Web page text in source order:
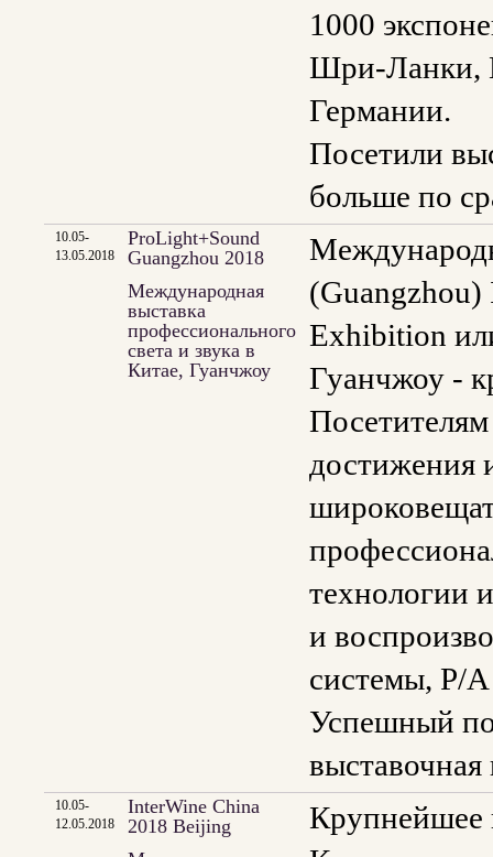
1000
Шри-Ланки,
Германии.
Посетили
больше по
10.05-
13.05.2018
ProLight+Sound
Guangzhou 2018
Международная
выставка
профессионального
света и звука в
Китае, Гуанчжоу
(Guangzhou)
Exhibition
Гуанчжоу -
достижения
технологии
и
системы, P/
Успешный
10.05-
12.05.2018
InterWine China
2018 Beijing
Крупнейшее